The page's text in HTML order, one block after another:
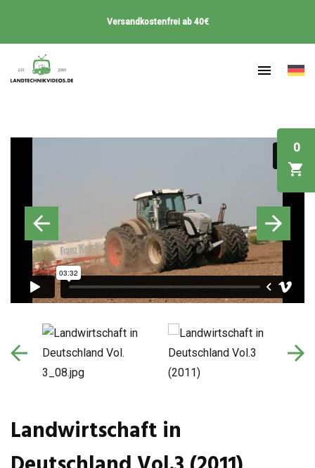
Versandkostenfrei ab 40€
0
Landwirtschaft in